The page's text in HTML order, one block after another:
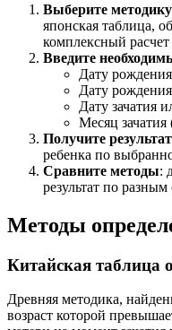
Выберите методику
японская таблица,
комплексный расчет
Введите
Дату
Дату
Дату зачатия
Месяц
Получите результат
ребенка по
Сравните методы:
результат по
Методы
Китайская таблица
Древняя методика,
возраст которой